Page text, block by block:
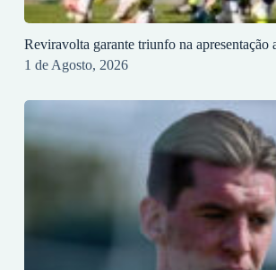
Reviravolta garante triunfo na apresentação
1 de Agosto, 2026